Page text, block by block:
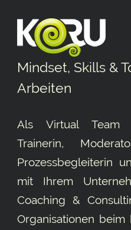
Mindset, Skills &
Arbeiten
Als Virtual Team
Trainerin,
Prozessbegleiterin
mit Ihrem
Coaching &
Organisationen